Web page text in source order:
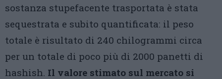
sostanza stupefacente trasportata è stata
sequestrata e subito quantificata: il peso
totale è risultato di 240 chilogrammi circa
per un totale di poco più di 2000 panetti di
hashish. Il valore stimato sul mercato si